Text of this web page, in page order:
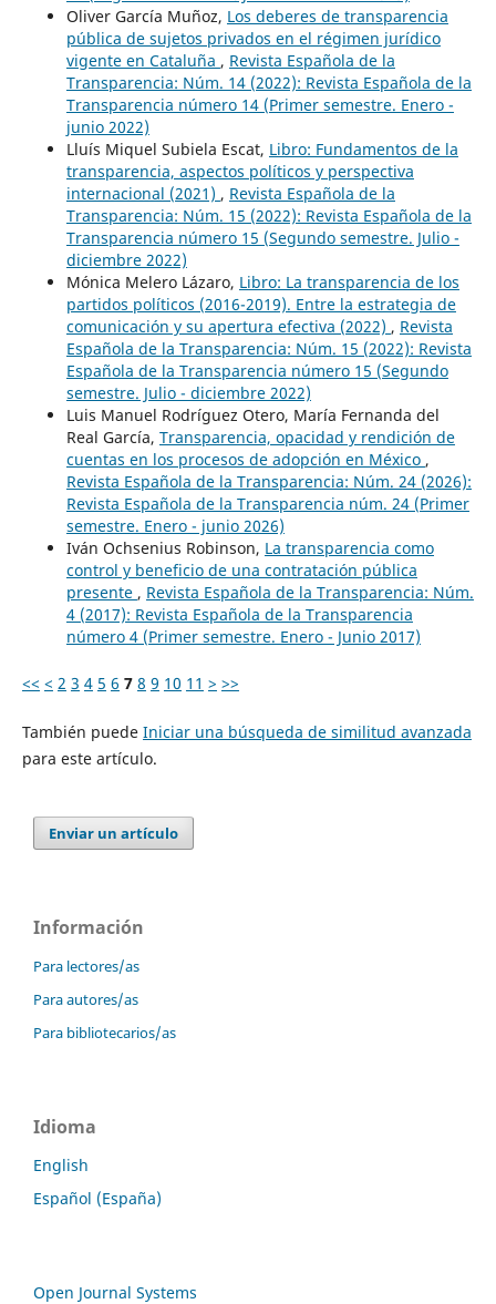
Oliver García Muñoz, Los deberes de transparencia
pública de sujetos privados en el régimen jurídico
vigente en Cataluña , Revista Española de la
Transparencia: Núm. 14 (2022): Revista Española de la
Transparencia número 14 (Primer semestre. Enero -
junio 2022)
Lluís Miquel Subiela Escat, Libro: Fundamentos de la
transparencia, aspectos políticos y perspectiva
internacional (2021) , Revista Española de la
Transparencia: Núm. 15 (2022): Revista Española de la
Transparencia número 15 (Segundo semestre. Julio -
diciembre 2022)
Mónica Melero Lázaro, Libro: La transparencia de los
partidos políticos (2016-2019). Entre la estrategia de
comunicación y su apertura efectiva (2022) , Revista
Española de la Transparencia: Núm. 15 (2022): Revista
Española de la Transparencia número 15 (Segundo
semestre. Julio - diciembre 2022)
Luis Manuel Rodríguez Otero, María Fernanda del
Real García, Transparencia, opacidad y rendición de
cuentas en los procesos de adopción en México ,
Revista Española de la Transparencia: Núm. 24 (2026):
Revista Española de la Transparencia núm. 24 (Primer
semestre. Enero - junio 2026)
Iván Ochsenius Robinson, La transparencia como
control y beneficio de una contratación pública
presente , Revista Española de la Transparencia: Núm.
4 (2017): Revista Española de la Transparencia
número 4 (Primer semestre. Enero - Junio 2017)
<< < 2 3 4 5 6 7 8 9 10 11 > >>
También puede Iniciar una búsqueda de similitud avanzada
para este artículo.
Enviar un artículo
Información
Para lectores/as
Para autores/as
Para bibliotecarios/as
Idioma
English
Español (España)
Open Journal Systems